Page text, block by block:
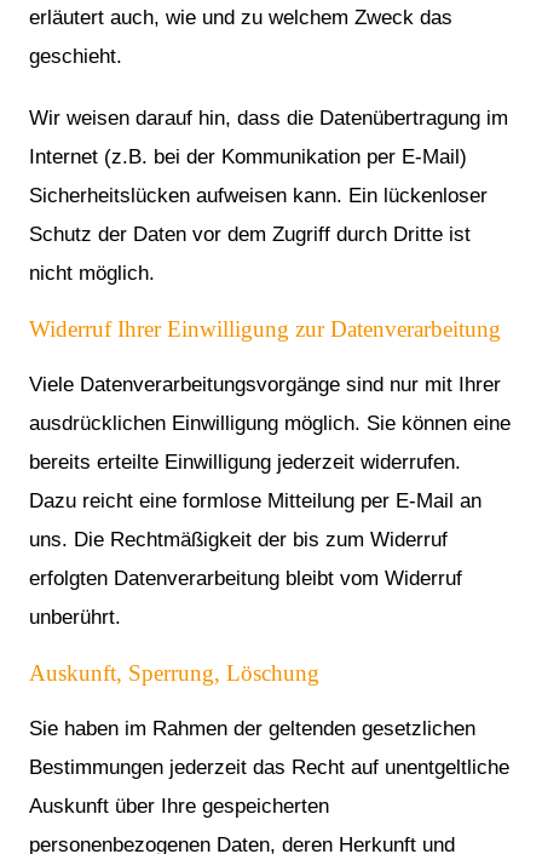
erläutert auch, wie und zu welchem Zweck das
geschieht.
Wir weisen darauf hin, dass die Datenübertragung im
Internet (z.B. bei der Kommunikation per E-Mail)
Sicherheitslücken aufweisen kann. Ein lückenloser
Schutz der Daten vor dem Zugriff durch Dritte ist
nicht möglich.
Widerruf Ihrer Einwilligung zur Datenverarbeitung
Viele Datenverarbeitungsvorgänge sind nur mit Ihrer
ausdrücklichen Einwilligung möglich. Sie können eine
bereits erteilte Einwilligung jederzeit widerrufen.
Dazu reicht eine formlose Mitteilung per E-Mail an
uns. Die Rechtmäßigkeit der bis zum Widerruf
erfolgten Datenverarbeitung bleibt vom Widerruf
unberührt.
Auskunft, Sperrung, Löschung
Sie haben im Rahmen der geltenden gesetzlichen
Bestimmungen jederzeit das Recht auf unentgeltliche
Auskunft über Ihre gespeicherten
personenbezogenen Daten, deren Herkunft und